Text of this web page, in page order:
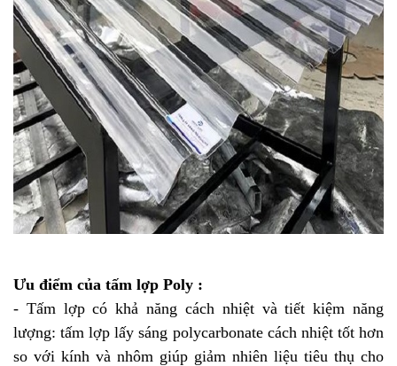
Ưu điểm của tấm lợp Poly :
- Tấm lợpcó khả năng cách nhiệt và tiết kiệm năng
lượng: tấm lợp lấy sáng polycarbonate cách nhiệt tốt hơn
so với kính và nhôm giúp giảm nhiên liệu tiêu thụ cho